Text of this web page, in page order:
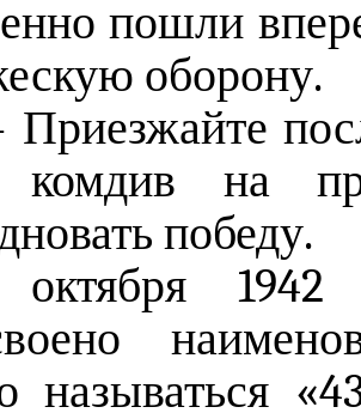
пошли
оборону.
комдив на
победу.
1942
называться